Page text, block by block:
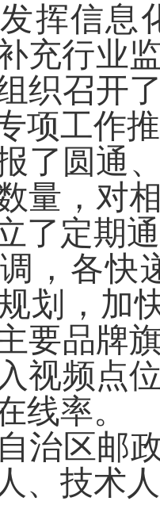
挥信息
充行业
织召开
项工作
了圆通
量，对
了定期
，各快
划，加
要品牌
视频点
线率。
治区邮
、技术